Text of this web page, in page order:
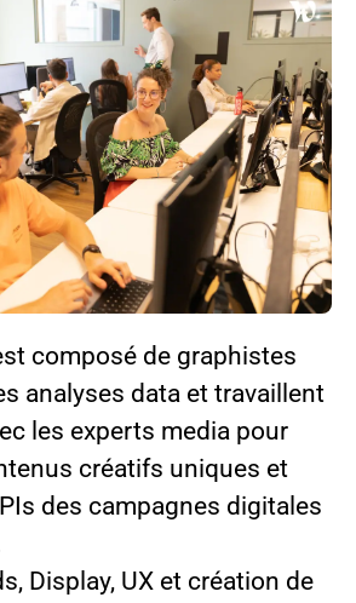
composé de graphistes
analyses data et travaillent
les experts media pour
créatifs uniques et
des campagnes digitales
Display, UX et création de